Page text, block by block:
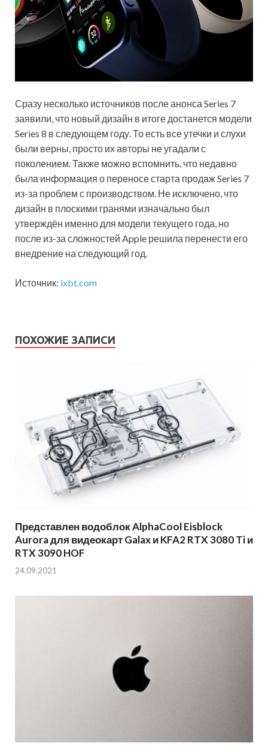
Сразу несколько источников после анонса Series 7
заявили, что новый дизайн в итоге достанется модели
Series 8 в следующем году. То есть все утечки и слухи
были верны, просто их авторы не угадали с
поколением. Также можно вспомнить, что недавно
была информация о переносе старта продаж Series 7
из-за проблем с производством. Не исключено, что
дизайн в плоскими гранями изначально был
утверждён именно для модели текущего года, но
после из-за сложностей Apple решила перенести его
внедрение на следующий год.
Источник: ixbt.com
ПОХОЖИЕ ЗАПИСИ
Представлен водоблок AlphaCool Eisblock
Aurora для видеокарт Galax и KFA2 RTX 3080 Ti и
RTX 3090 HOF
24.09.2021